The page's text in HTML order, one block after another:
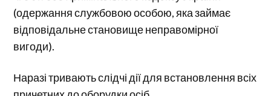
(одержання службовою особою, яка займає
відповідальне становище неправомірної
вигоди).
Наразі тривають слідчі дії для встановлення всіх